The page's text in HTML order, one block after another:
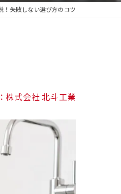
！失敗しない選び方のコツ
株式会社 北斗工業